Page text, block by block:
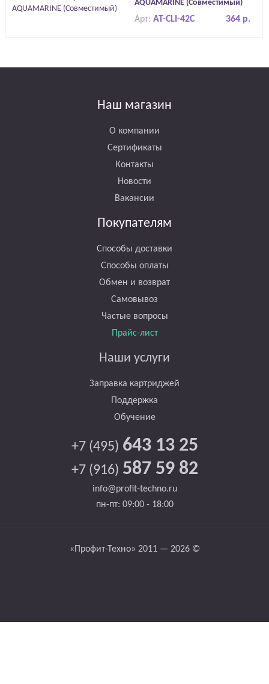
AQUAMARINE (Совместимый)
364 р.
Арт:AT-CLI-42C
Наш магазин
О компании
Сертификаты
Контакты
Новости
Вакансии
Покупателям
Способы доставки
Способы оплаты
Обмен и возврат
Самовывоз
Частые вопросы
Прайс-лист
Наши услуги
Заправка картриджей
Поддержка
Обучение
+7 (495) 643 13 25
+7 (916) 587 59 82
info@profit-techno.ru
пн-пт: 09:00 - 18:00
«Профит-Техно» 2011 — 2026 ©